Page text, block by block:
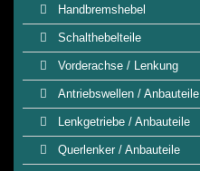
Handbremshebel
Schalthebelteile
Vorderachse / Lenkung
Antriebswellen / Anbauteile
Lenkgetriebe / Anbauteile
Querlenker / Anbauteile